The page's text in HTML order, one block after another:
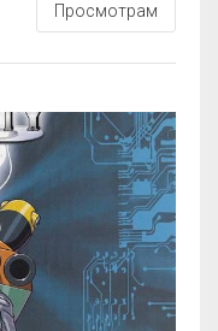
Просмотрам